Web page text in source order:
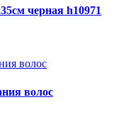
черная h10971
волос